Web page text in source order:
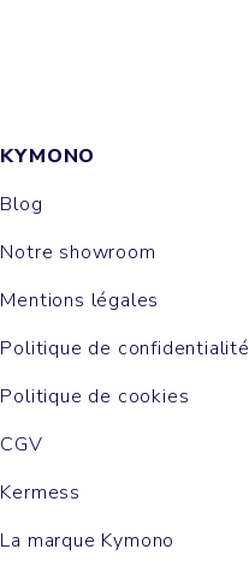
KYMONO
Blog
Notre showroom
Mentions légales
Politique de confidentialité
Politique de cookies
CGV
Kermess
La marque Kymono